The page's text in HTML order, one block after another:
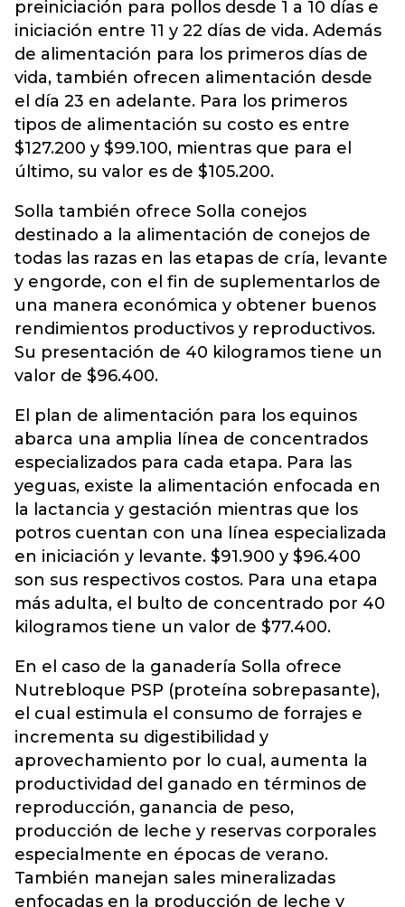
preiniciación para pollos desde 1 a 10 días e
iniciación entre 11 y 22 días de vida. Además
de alimentación para los primeros días de
vida, también ofrecen alimentación desde
el día 23 en adelante. Para los primeros
tipos de alimentación su costo es entre
$127.200 y $99.100, mientras que para el
último, su valor es de $105.200.
Solla también ofrece Solla conejos
destinado a la alimentación de conejos de
todas las razas en las etapas de cría, levante
y engorde, con el fin de suplementarlos de
una manera económica y obtener buenos
rendimientos productivos y reproductivos.
Su presentación de 40 kilogramos tiene un
valor de $96.400.
El plan de alimentación para los equinos
abarca una amplia línea de concentrados
especializados para cada etapa. Para las
yeguas, existe la alimentación enfocada en
la lactancia y gestación mientras que los
potros cuentan con una línea especializada
en iniciación y levante. $91.900 y $96.400
son sus respectivos costos. Para una etapa
más adulta, el bulto de concentrado por 40
kilogramos tiene un valor de $77.400.
En el caso de la ganadería Solla ofrece
Nutrebloque PSP (proteína sobrepasante),
el cual estimula el consumo de forrajes e
incrementa su digestibilidad y
aprovechamiento por lo cual, aumenta la
productividad del ganado en términos de
reproducción, ganancia de peso,
producción de leche y reservas corporales
especialmente en épocas de verano.
También manejan sales mineralizadas
enfocadas en la producción de leche y